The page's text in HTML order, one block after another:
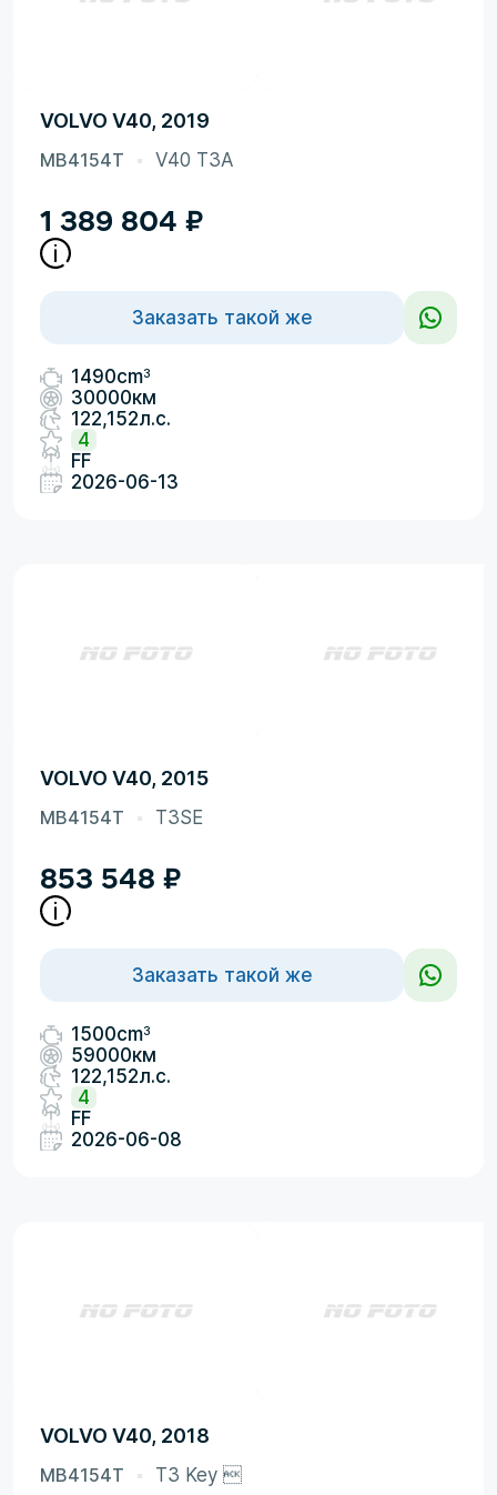
VOLVO V40, 2019
MB4154T V40 T3A
1 389 804 ₽
Заказать такой же
1490cm3
30000км
122,152л.с.
4
FF
2026-06-13
VOLVO V40, 2015
MB4154T T3SE
853 548 ₽
Заказать такой же
1500cm3
59000км
122,152л.с.
4
FF
2026-06-08
VOLVO V40, 2018
MB4154T T3 Key 